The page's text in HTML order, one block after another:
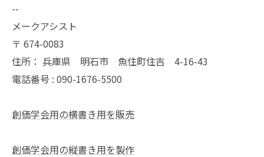
--
メークアシスト
〒 674-0083
住所： 兵庫県 明石市 魚住町住吉 4-16-43
電話番号 : 090-1676-5500
創価学会用の横書き用を販売
創価学会用の縦書き用を製作